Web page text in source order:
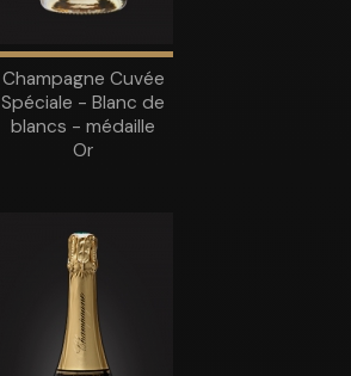
Champagne Cuvée
Spéciale - Blanc de
blancs - médaille
Or